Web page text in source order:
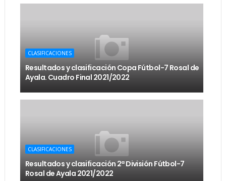
CLASIFICACIONES
Resultados y clasificación Copa Fútbol-7 Rosal de
Ayala. Cuadro Final 2021/2022
CLASIFICACIONES
Resultados y clasificación 2ª División Fútbol-7
Rosal de Ayala 2021/2022